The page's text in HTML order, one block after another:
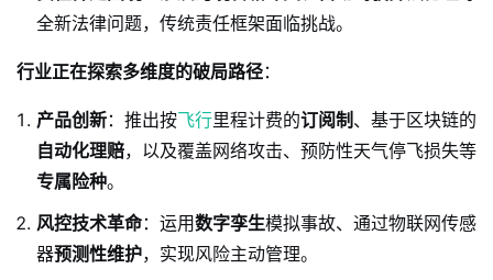
全新法律问题，传统责任框架面临挑战。
行业正在探索多维度的破局路径：
产品创新：推出按飞行里程计费的订阅制 、基于区块链的
自动化理赔，以及覆盖网络攻击、预防性天气停飞损失等
专属险种。
风控技术革命：运用数字孪生模拟事故、通过物联网传感
器预测性维护，实现风险主动管理。